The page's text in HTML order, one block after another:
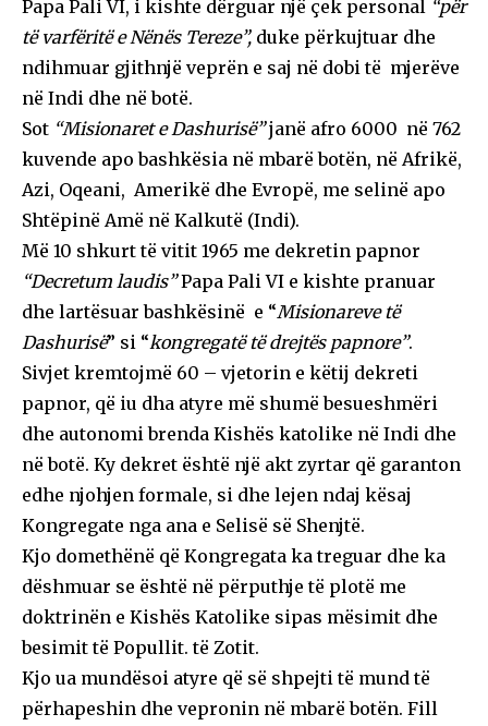
Papa Pali VI, i kishte dërguar një çek personal “për
të varfëritë e Nënës Tereze”, duke përkujtuar dhe
ndihmuar gjithnjë veprën e saj në dobi të mjerëve
në Indi dhe në botë.
Sot “Misionaret e Dashurisë”janë afro 6000 në 762
kuvende apo bashkësia në mbarë botën, në Afrikë,
Azi, Oqeani, Amerikë dhe Evropë, me selinë apo
Shtëpinë Amë në Kalkutë (Indi).
Më 10 shkurt të vitit 1965 me dekretin papnor
“Decretum laudis”Papa Pali VI e kishte pranuar
dhe lartësuar bashkësinë e “Misionareve të
Dashurisë” si “kongregatë të drejtës papnore”.
Sivjet kremtojmë 60 – vjetorin e këtij dekreti
papnor, që iu dha atyre më shumë besueshmëri
dhe autonomi brenda Kishës katolike në Indi dhe
në botë. Ky dekret është një akt zyrtar që garanton
edhe njohjen formale, si dhe lejen ndaj kësaj
Kongregate nga ana e Selisë së Shenjtë.
Kjo domethënë që Kongregata ka treguar dhe ka
dëshmuar se është në përputhje të plotë me
doktrinën e Kishës Katolike sipas mësimit dhe
besimit të Popullit. të Zotit.
Kjo ua mundësoi atyre që së shpejti të mund të
përhapeshin dhe vepronin në mbarë botën. Fill